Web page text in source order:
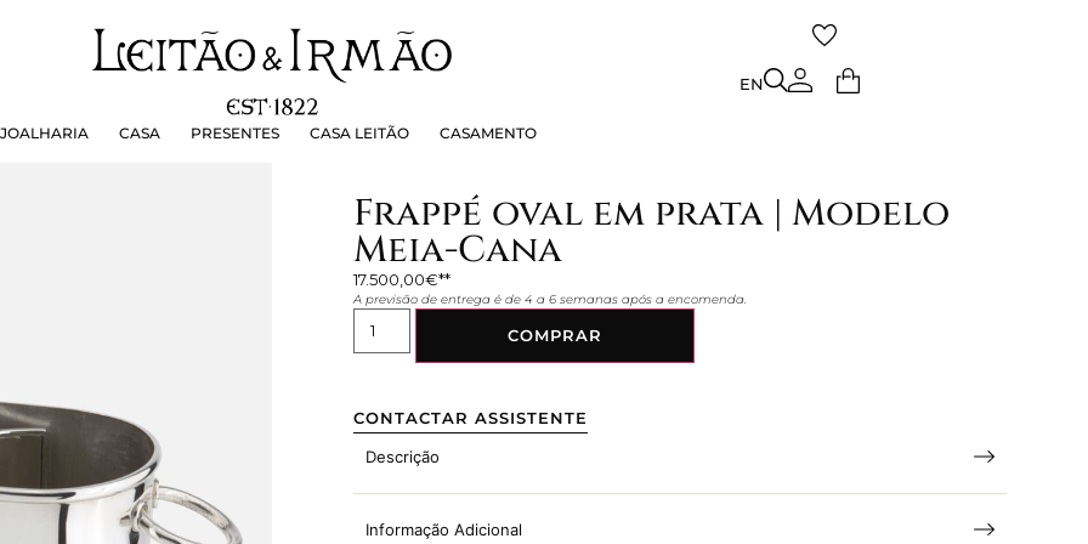
JOALHARIA CASA PRESENTES CASA LEITÃO CASAMENTO
EN
PRESENTES CASA LEITÃO
Frappé oval em prata | Modelo
Meia-Cana
17.500,00€
A previsão de entrega é de 4 a 6 semanas após a encomenda.
COMPRAR
CONTACTAR ASSISTENTE
Descrição
Informação Adicional